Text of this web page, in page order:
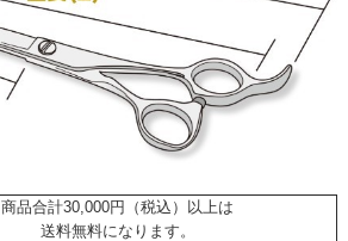
商品合計30,000円（税込）以上は
送料無料になります。